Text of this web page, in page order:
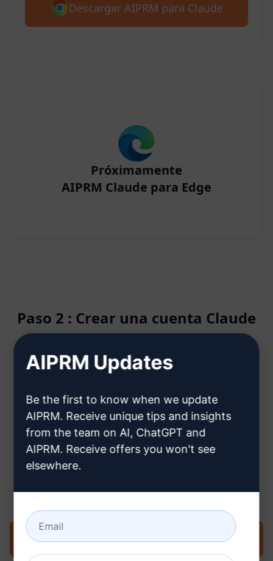
Descargar AIPRM para Claude
Próximamente
AIPRM Claude para Edge
Paso 2 : Crear una cuenta Claude
Haga clic aquí para saber cómo
Paso 3 : Utiliza el Prompt en tu
Pruebe ahora en Claude
AIPRM Updates
Be the first to know when we update
AIPRM. Receive unique tips and insights
from the team on AI, ChatGPT and
AIPRM. Receive offers you won't see
elsewhere.